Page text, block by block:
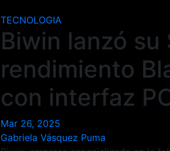
TECNOLOGIA
Biwin lanzó su
rendimiento
con interfaz
Mar 26, 2025
Gabriela Vásquez Puma